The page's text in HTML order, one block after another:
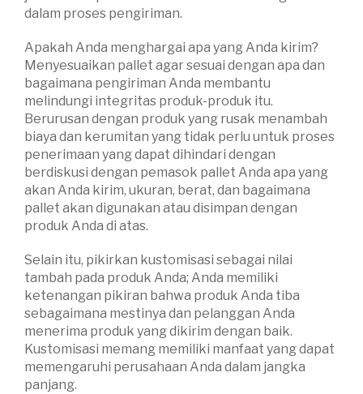
dalam proses pengiriman.
Apakah Anda menghargai apa yang Anda kirim?
Menyesuaikan pallet agar sesuai dengan apa dan
bagaimana pengiriman Anda membantu
melindungi integritas produk-produk itu.
Berurusan dengan produk yang rusak menambah
biaya dan kerumitan yang tidak perlu untuk proses
penerimaan yang dapat dihindari dengan
berdiskusi dengan pemasok pallet Anda apa yang
akan Anda kirim, ukuran, berat, dan bagaimana
pallet akan digunakan atau disimpan dengan
produk Anda di atas.
Selain itu, pikirkan kustomisasi sebagai nilai
tambah pada produk Anda; Anda memiliki
ketenangan pikiran bahwa produk Anda tiba
sebagaimana mestinya dan pelanggan Anda
menerima produk yang dikirim dengan baik.
Kustomisasi memang memiliki manfaat yang dapat
memengaruhi perusahaan Anda dalam jangka
panjang.